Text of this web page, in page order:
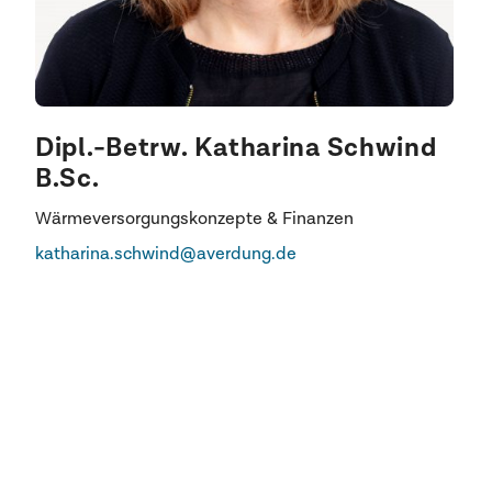
Dipl.-Betrw. Katharina Schwind
B.Sc.
Wärmeversorgungskonzepte & Finanzen
katharina.schwind@averdung.de